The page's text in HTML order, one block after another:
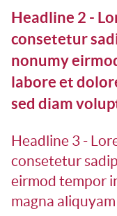
Headline 2 -
consetetur
nonumy
labore et
sed diam
Headline 3 -
consetetur
eirmod tempor
magna